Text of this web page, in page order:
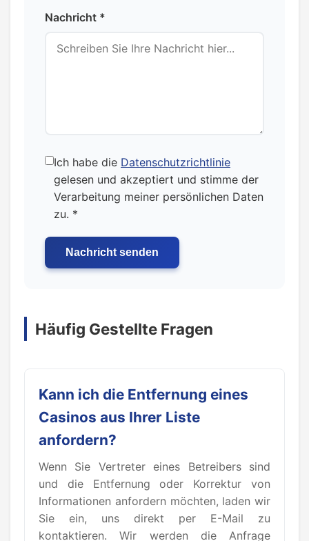
Nachricht *
Ich habe die Datenschutzrichtlinie
gelesen und akzeptiert und stimme der
Verarbeitung meiner persönlichen Daten
zu. *
Nachricht senden
Häufig Gestellte Fragen
Kann ich die Entfernung eines
Casinos aus Ihrer Liste
anfordern?
Wenn Sie Vertreter eines Betreibers sind
und die Entfernung oder Korrektur von
Informationen anfordern möchten, laden wir
Sie ein, uns direkt per E-Mail zu
kontaktieren. Wir werden die Anfrage